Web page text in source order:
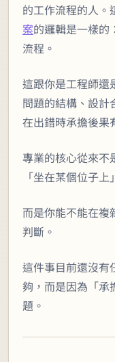
的工作流程的人。
案的邏輯是一樣的
流程。
這跟你是工程師還
問題的結構、設計
在出錯時承擔後果
專業的核心從來不
「坐在某個位子上
而是你能不能在複
判斷。
這件事目前還沒有
夠，而是因為「承
題。